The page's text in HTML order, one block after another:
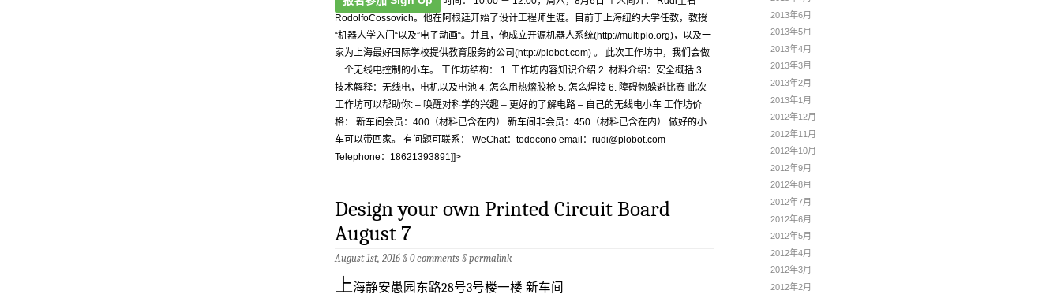
RodolfoCossovich。他在阿根廷开始了设计工程师生涯。目前于上海纽约大学任教，教授
“机器人学入门“以及”电子动画“。并且，他成立开源机器人系统(http://multiplo.org)，以及一
家为上海最好国际学校提供教育服务的公司(http://plobot.com) 。 此次工作坊中，我们会做
一个无线电控制的小车。 工作坊结构： 1. 工作坊内容知识介绍 2. 材料介绍：安全概括 3.
技术解释：无线电，电机以及电池 4. 怎么用热熔胶枪 5. 怎么焊接 6. 障碍物躲避比赛 此次
工作坊可以帮助你: – 唤醒对科学的兴趣 – 更好的了解电路 – 自己的无线电小车 工作坊价
格： 新车间会员：400（材料已含在内） 新车间非会员：450（材料已含在内） 做好的小
车可以带回家。 有问题可联系： WeChat：todocono email： rudi@plobot.com
Telephone：18621393891]]>
Design your own Printed Circuit Board
August 7
August 1st, 2016 §0 comments §permalink
上海静安愚园东路28号3号楼一楼 新车间
2013年6月
2013年5月
2013年4月
2013年3月
2013年2月
2013年1月
2012年12月
2012年11月
2012年10月
2012年9月
2012年8月
2012年7月
2012年6月
2012年5月
2012年4月
2012年3月
2012年2月